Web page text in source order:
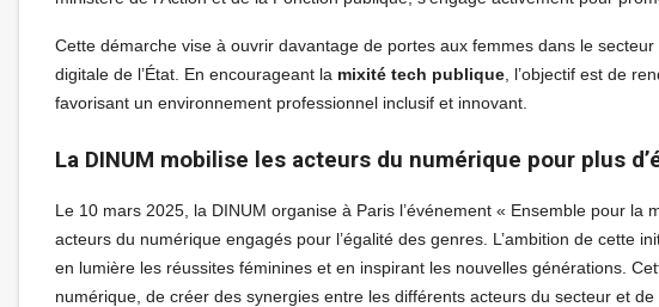
Cette démarche vise à ouvrir davantage de portes aux femmes dans le
digitale de l’État. En encourageant la mixité tech publique , l’objectif est de
favorisant un environnement professionnel inclusif et innovant.
La DINUM mobilise les acteurs du numérique pour plus
Le 10 mars 2025, la DINUM organise à Paris l’événement « Ensemble pour
acteurs du numérique engagés pour l’égalité des genres. L’ambition de cette
en lumière les réussites féminines et en inspirant les nouvelles générations.
numérique, de créer des synergies entre les différents acteurs du secteur et